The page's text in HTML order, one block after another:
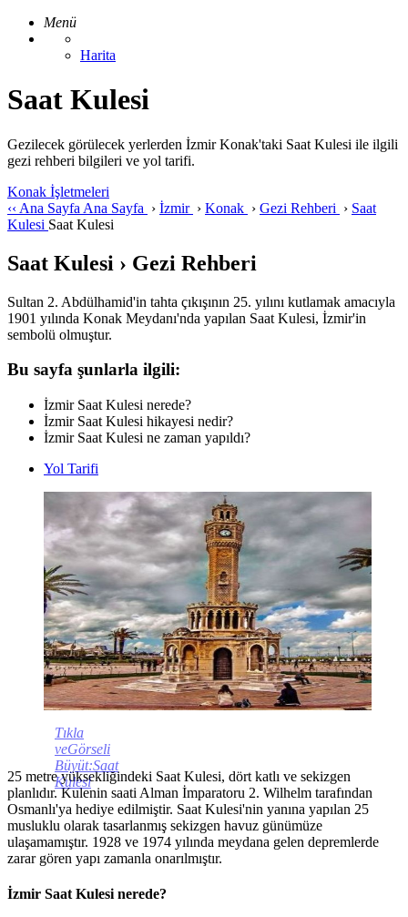
Menü
Harita
Saat Kulesi
Gezilecek görülecek yerlerden İzmir Konak'taki Saat Kulesi ile ilgili
gezi rehberi bilgileri ve yol tarifi.
Konak İşletmeleri
‹‹ Ana Sayfa Ana Sayfa › İzmir › Konak › Gezi Rehberi › Saat
Kulesi Saat Kulesi
Saat Kulesi › Gezi Rehberi
Sultan 2. Abdülhamid'in tahta çıkışının 25. yılını kutlamak amacıyla
1901 yılında Konak Meydanı'nda yapılan Saat Kulesi, İzmir'in
sembolü olmuştur.
Bu sayfa şunlarla ilgili:
İzmir Saat Kulesi nerede?
İzmir Saat Kulesi hikayesi nedir?
İzmir Saat Kulesi ne zaman yapıldı?
Yol Tarifi
Tıkla
veGörseli
Büyüt:Saat
Kulesi
25 metre yüksekliğindeki Saat Kulesi, dört katlı ve sekizgen
planlıdır. Kulenin saati Alman İmparatoru 2. Wilhelm tarafından
Osmanlı'ya hediye edilmiştir. Saat Kulesi'nin yanına yapılan 25
musluklu olarak tasarlanmış sekizgen havuz günümüze
ulaşamamıştır. 1928 ve 1974 yılında meydana gelen depremlerde
zarar gören yapı zamanla onarılmıştır.
İzmir Saat Kulesi nerede?